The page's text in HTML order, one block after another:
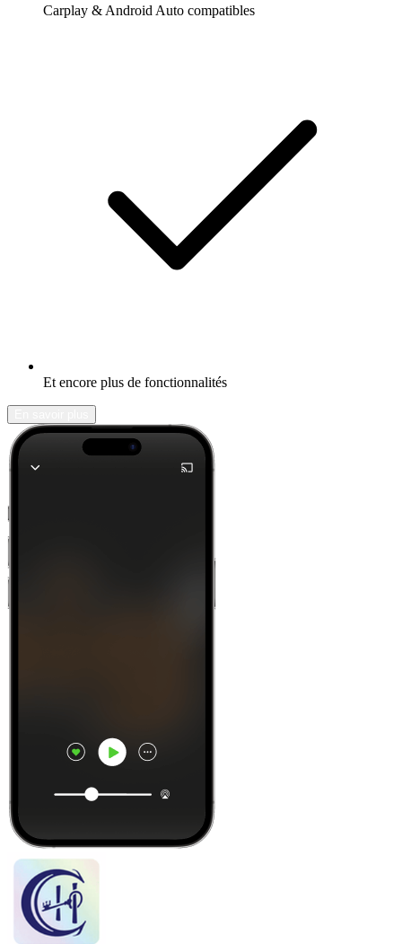
Carplay & Android Auto compatibles
Et encore plus de fonctionnalités